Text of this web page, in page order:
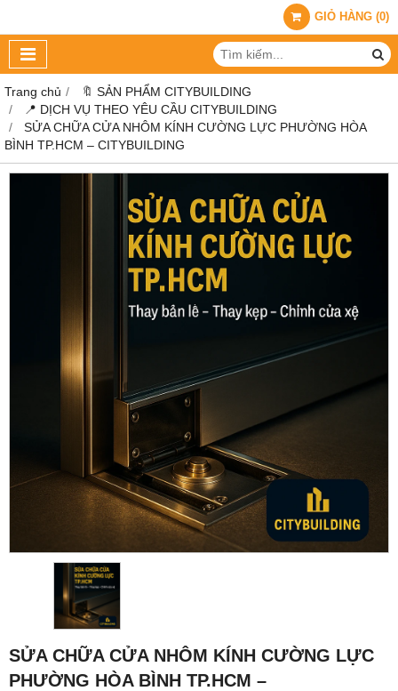
GIỎ HÀNG (0)
Trang chủ
🔖 SẢN PHẨM CITYBUILDING
📍 DỊCH VỤ THEO YÊU CẦU CITYBUILDING
SỬA CHỮA CỬA NHÔM KÍNH CƯỜNG LỰC PHƯỜNG HÒA
BÌNH TP.HCM – CITYBUILDING
SỬA CHỮA CỬA NHÔM KÍNH CƯỜNG LỰC
PHƯỜNG HÒA BÌNH TP.HCM –